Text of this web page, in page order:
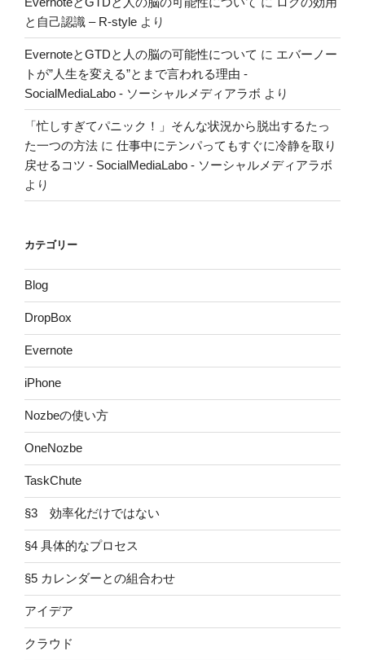
と自己認識 – R-style より
EvernoteとGTDと人の脳の可能性について に エバーノー
トが”人生を変える”とまで言われる理由 -
SocialMediaLabo - ソーシャルメディアラボ より
「忙しすぎてパニック！」そんな状況から脱出するたっ
た一つの方法 に 仕事中にテンパってもすぐに冷静を取り
戻せるコツ - SocialMediaLabo - ソーシャルメディアラボ
より
カテゴリー
Blog
DropBox
Evernote
iPhone
Nozbeの使い方
OneNozbe
TaskChute
§3 効率化だけではない
§4 具体的なプロセス
§5 カレンダーとの組合わせ
アイデア
クラウド